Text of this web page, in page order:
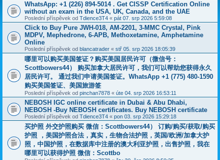
WhatsApp: +1 (226) 894-5014​ . Get CISSP Certification Online
without an exam in the USA, UK, Canada, and the UAE
Poslední příspěvek od Tdience3T4 « pát 07. srp 2026 5:59:08
Click to Buy Pure JWH-018, AM-2201, 3-MMC Crystal, Pink
MDPV, Mephedrone, 6-APB, Methoxetamine, Amphetamine
Online
Poslední příspěvek od blancatrader « stř 05. srp 2026 18:05:39
哪里可以购买美国签证？购买美国居民许可（微信号：
Scottbowers44） 购买加拿大居民许可，我们可以帮助您获得永久
居民许可。 通过我们申请美国签证。WhatsApp +1 (775) 480-1590
购买美国签证、美国旅游签
Poslední příspěvek od pinchan7878 « úte 04. srp 2026 16:53:11
NEBOSH IGC online certificate in Dubai & Abu Dhabi,
NEBOSH -Buy NEBOSH certificates. Buy NEBOSH certificate
Poslední příspěvek od Tdience3T4 « pon 03. srp 2026 15:29:18
买护照 外交护照购买 微信：Scottbowers44） 订购/购买/获取/购买
护照 ，美国护照合法，真实，生物合法护照，英国/欧洲/加拿大护
照，中国护照，在数据库中注册的澳大利亚护照，出售护照，我在
哪里可以获得护照 微信：Scottbo